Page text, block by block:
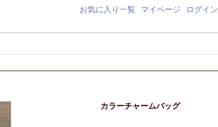
お気に入り一覧 マイページ ログイン
カラーチャームバッグ